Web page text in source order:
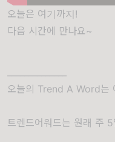
오늘은 여기까지!
다음 시간에 만나요~
오늘의 Trend A Word는
트렌드어워드는 원래 주